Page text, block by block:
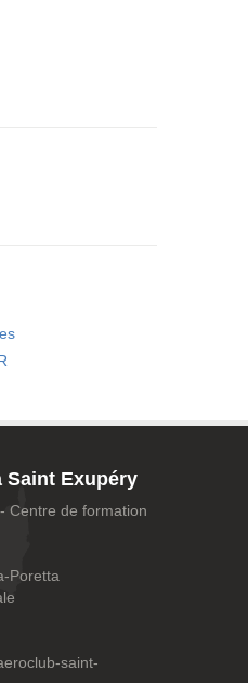
Saint Exupéry
Centre de formation
Poretta
saint-